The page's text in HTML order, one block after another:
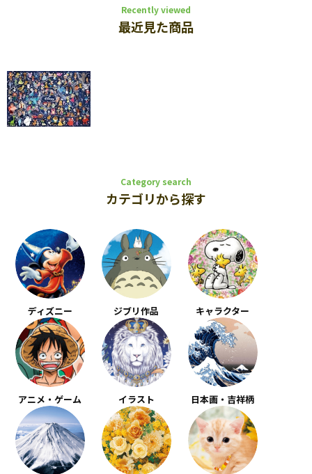
Recently viewed
最近見た商品
Category search
カテゴリから探す
ディズニー ジブリ作品 キャラクター
アニメ・ゲーム イラスト 日本画・吉祥柄